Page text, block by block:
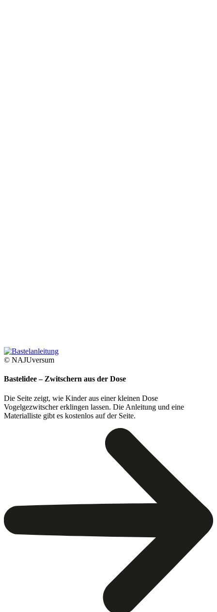
© NAJUversum
Bastelidee – Zwitschern aus der Dose
Die Seite zeigt, wie Kinder aus einer kleinen Dose
Vogelgezwitscher erklingen lassen. Die Anleitung und eine
Materialliste gibt es kostenlos auf der Seite.